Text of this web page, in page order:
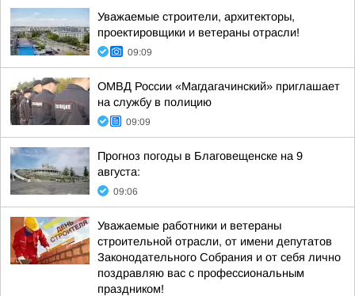
Уважаемые строители, архитекторы,
проектировщики и ветераны отрасли!
09:09
ОМВД России «Магдагачинский» приглашает
на службу в полицию
09:09
Прогноз погоды в Благовещенске на 9
августа:
09:06
Уважаемые работники и ветераны
строительной отрасли, от имени депутатов
Законодательного Собрания и от себя лично
поздравляю вас с профессиональным
праздником!